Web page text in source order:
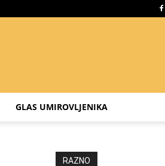
GLAS UMIROVLJENIKA
RAZNO